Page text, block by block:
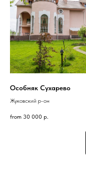
Особняк Сухарево
Жуковский р-он
from 30 000 р.